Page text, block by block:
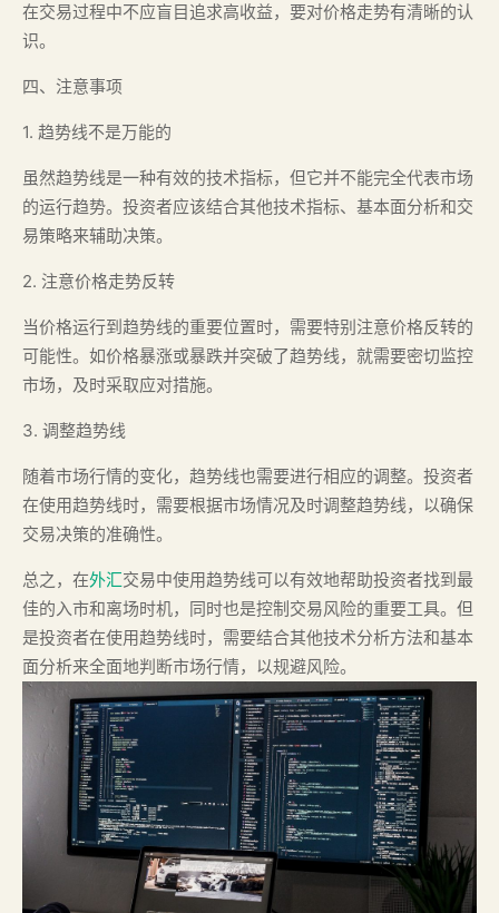
在交易过程中不应盲目追求高收益，要对价格走势有清晰的认
识。
四、注意事项
1. 趋势线不是万能的
虽然趋势线是一种有效的技术指标，但它并不能完全代表市场
的运行趋势。投资者应该结合其他技术指标、基本面分析和交
易策略来辅助决策。
2. 注意价格走势反转
当价格运行到趋势线的重要位置时，需要特别注意价格反转的
可能性。如价格暴涨或暴跌并突破了趋势线，就需要密切监控
市场，及时采取应对措施。
3. 调整趋势线
随着市场行情的变化，趋势线也需要进行相应的调整。投资者
在使用趋势线时，需要根据市场情况及时调整趋势线，以确保
交易决策的准确性。
总之，在外汇交易中使用趋势线可以有效地帮助投资者找到最
佳的入市和离场时机，同时也是控制交易风险的重要工具。但
是投资者在使用趋势线时，需要结合其他技术分析方法和基本
面分析来全面地判断市场行情，以规避风险。